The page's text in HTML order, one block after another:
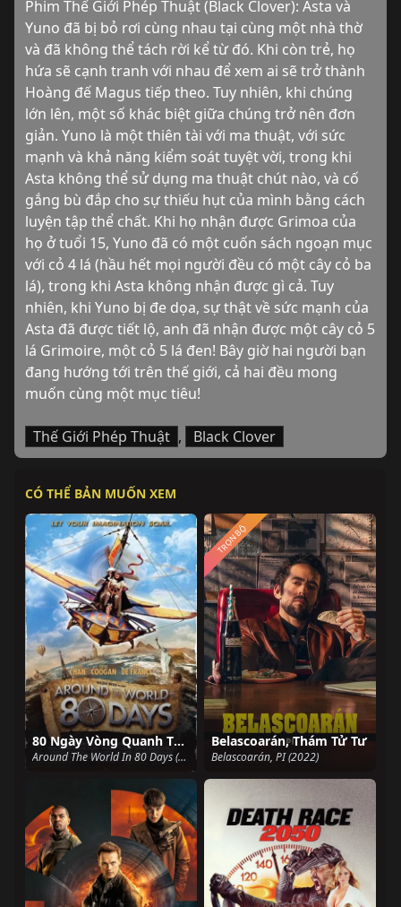
Phim Thế Giới Phép Thuật (Black Clover): Asta và
Yuno đã bị bỏ rơi cùng nhau tại cùng một nhà thờ
và đã không thể tách rời kể từ đó. Khi còn trẻ, họ
hứa sẽ cạnh tranh với nhau để xem ai sẽ trở thành
Hoàng đế Magus tiếp theo. Tuy nhiên, khi chúng
lớn lên, một số khác biệt giữa chúng trở nên đơn
giản. Yuno là một thiên tài với ma thuật, với sức
mạnh và khả năng kiểm soát tuyệt vời, trong khi
Asta không thể sử dụng ma thuật chút nào, và cố
gắng bù đắp cho sự thiếu hụt của mình bằng cách
luyện tập thể chất. Khi họ nhận được Grimoa của
họ ở tuổi 15, Yuno đã có một cuốn sách ngoạn mục
với cỏ 4 lá (hầu hết mọi người đều có một cây cỏ ba
lá), trong khi Asta không nhận được gì cả. Tuy
nhiên, khi Yuno bị đe dọa, sự thật về sức mạnh của
Asta đã được tiết lộ, anh đã nhận được một cây cỏ 5
lá Grimoire, một cỏ 5 lá đen! Bây giờ hai người bạn
đang hướng tới trên thế giới, cả hai đều mong
muốn cùng một mục tiêu!
Thế Giới Phép Thuật , Black Clover
CÓ THỂ BẢN MUỐN XEM
80 Ngày Vòng Quanh Thế Giới
Around The World In 80 Days (2004)
Belascoarán, Thám Tử Tư
Belascoarán, PI (2022)
TRỌN BỘ